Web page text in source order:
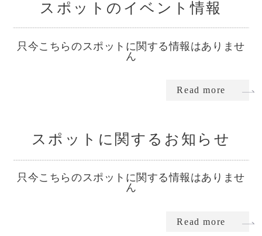
スポットのイベント情報
只今こちらのスポットに関する情報はありませ
ん
Read more
スポットに関するお知らせ
只今こちらのスポットに関する情報はありませ
ん
Read more